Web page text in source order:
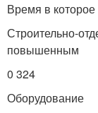
Время в
Строительно-
повышенным
0 324
Оборудование